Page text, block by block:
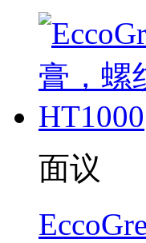
面议